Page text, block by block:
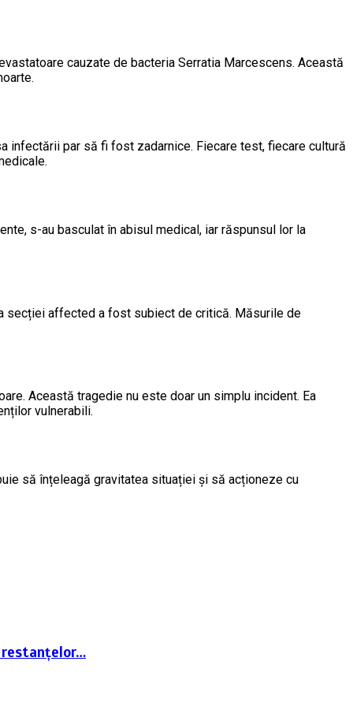
cauzate de bacteria Serratia Marcescens. Această
infectării par să fi fost zadarnice. Fiecare test, fiecare cultură
s-au basculat în abisul medical, iar răspunsul lor la
secției affected a fost subiect de critică. Măsurile de
Această tragedie nu este doar un simplu incident. Ea
vulnerabili.
să înțeleagă gravitatea situației și să acționeze cu
restanțelor…